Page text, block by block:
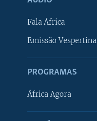
Fala África
Emissão Vespertina
PROGRAMAS
África Agora